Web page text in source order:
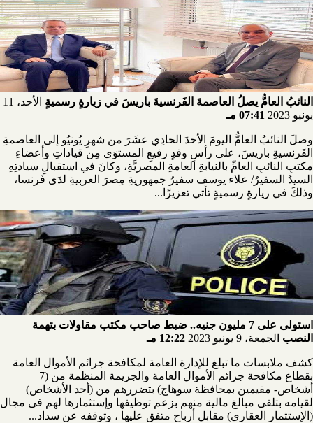
النائبُ العامُّ يصلُ العاصمةَ الفَرنسيةَ باريسَ في زيارةٍ رسميةٍ
الأحد، 11
يونيو 2023
07:41 مـ
وصلَ النائبُ العامُّ اليومَ الأحدَ الحادِي عشَرَ من شهرِ يُونيُو إلى العاصمةِ
الفَرنسيةِ باريسَ، على رأسِ وفدٍ رفيعِ المستوَى مِن قياداتِ وأعضاءِ
مكتبِ النائبِ العامِّ بالنيابةِ العامةِ المصريَّةِ، وكانَ في استقبالِ سيادتِهِ
السيدُ السفيرُ/ علاء يوسف سفيرُ جمهوريةِ مِصرَ العربيةِ لدَى فَرنسا،
وذلكَ في زيارةٍ رسميةٍ تأتي تعزيزًا...
استولى على 7 مليون جنيه.. ضبط صاحب مكتب مقاولات بتهمة
النصب الجمعة، 9 يونيو 2023 12:22 مـ
كشف ملابسات ما تبلغ للإدارة العامة لمكافحة جرائم الأموال العامة
بقطاع مكافحة جرائم الأموال العامة والجريمة المنظمة من (7
أشخاص- مقيمين بمحافظة سوهاج) بتضررهم من (أحد الأشخاص)
لقيامه بتلقى مبالغ مالية منهم بزعم توظيفها وإستثمارها لهم فى مجال
(الإستثمار العقارى) مقابل أرباح متفق عليها ، وتوقفه عن سداد...